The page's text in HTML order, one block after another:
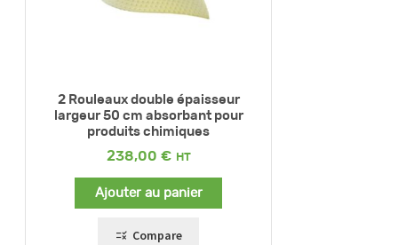
2 Rouleaux double épaisseur
largeur 50 cm absorbant pour
produits chimiques
238,00 €
Ajouter au panier
Compare